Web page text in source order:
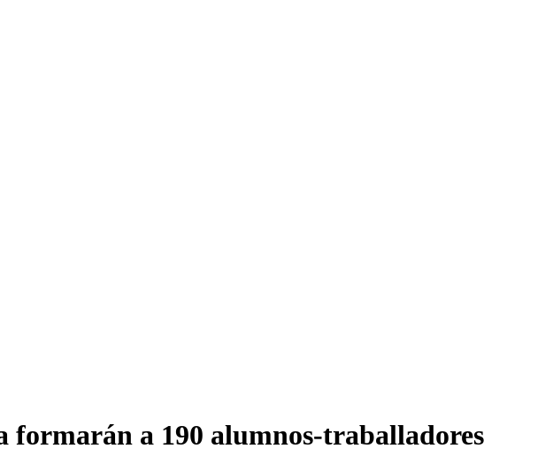
formarán a 190 alumnos-traballadores